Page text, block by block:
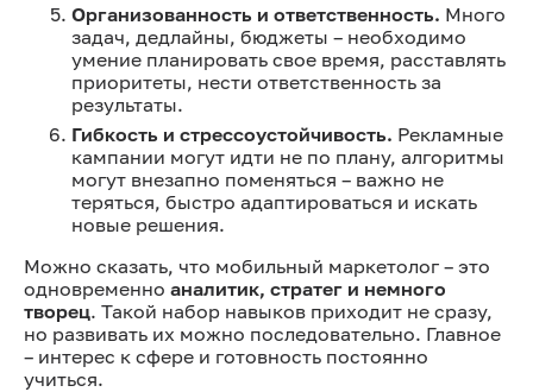
Организованность и ответственность. Много
задач, дедлайны, бюджеты – необходимо
умение планировать свое время, расставлять
приоритеты, нести ответственность за
результаты.
Гибкость и стрессоустойчивость. Рекламные
кампании могут идти не по плану, алгоритмы
могут внезапно поменяться – важно не
теряться, быстро адаптироваться и искать
новые решения.
Можно сказать, что мобильный маркетолог – это
одновременно аналитик, стратег и немного
творец. Такой набор навыков приходит не сразу,
но развивать их можно последовательно. Главное
– интерес к сфере и готовность постоянно
учиться.